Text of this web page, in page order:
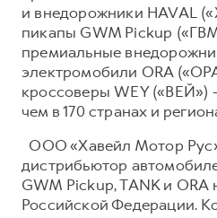
и внедорожники HAVAL
пикапы GWM Pickup
премиальные
электромобили ORA
кроссоверы WEY («ВЕЙ»)
чем в 170 странах и
ООО «Хавейл Мотор
дистрибьютор
GWM Pickup, TANK и ORA
Российской Федерации.